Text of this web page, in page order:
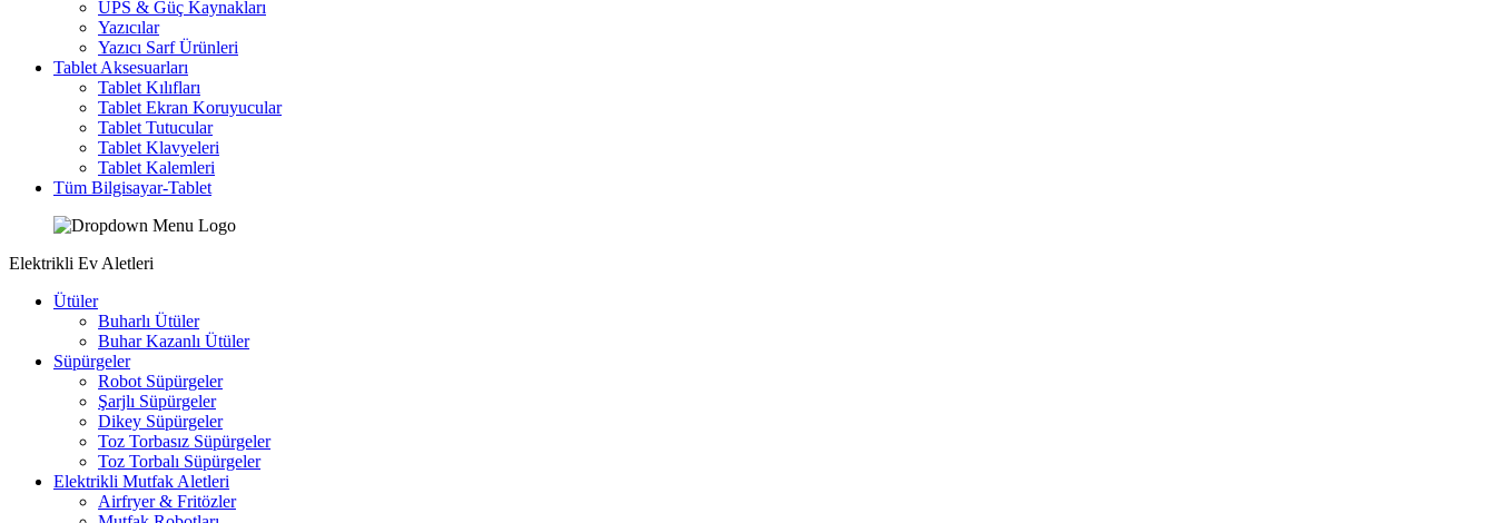
UPS & Güç Kaynakları
Yazıcılar
Yazıcı Sarf Ürünleri
Tablet Aksesuarları
Tablet Kılıfları
Tablet Ekran Koruyucular
Tablet Tutucular
Tablet Klavyeleri
Tablet Kalemleri
Tüm Bilgisayar-Tablet
Elektrikli Ev Aletleri
Ütüler
Buharlı Ütüler
Buhar Kazanlı Ütüler
Süpürgeler
Robot Süpürgeler
Şarjlı Süpürgeler
Dikey Süpürgeler
Toz Torbasız Süpürgeler
Toz Torbalı Süpürgeler
Elektrikli Mutfak Aletleri
Airfryer & Fritözler